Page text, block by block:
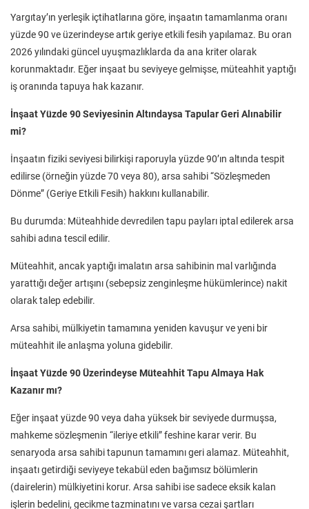
Yargıtay’ın yerleşik içtihatlarına göre, inşaatın tamamlanma oranı
yüzde 90 ve üzerindeyse artık geriye etkili fesih yapılamaz. Bu oran
2026 yılındaki güncel uyuşmazlıklarda da ana kriter olarak
korunmaktadır. Eğer inşaat bu seviyeye gelmişse, müteahhit yaptığı
iş oranında tapuya hak kazanır.
İnşaat Yüzde 90 Seviyesinin Altındaysa Tapular Geri Alınabilir
mi?
İnşaatın fiziki seviyesi bilirkişi raporuyla yüzde 90’ın altında tespit
edilirse (örneğin yüzde 70 veya 80), arsa sahibi “Sözleşmeden
Dönme” (Geriye Etkili Fesih) hakkını kullanabilir.
Bu durumda: Müteahhide devredilen tapu payları iptal edilerek arsa
sahibi adına tescil edilir.
Müteahhit, ancak yaptığı imalatın arsa sahibinin mal varlığında
yarattığı değer artışını (sebepsiz zenginleşme hükümlerince) nakit
olarak talep edebilir.
Arsa sahibi, mülkiyetin tamamına yeniden kavuşur ve yeni bir
müteahhit ile anlaşma yoluna gidebilir.
İnşaat Yüzde 90 Üzerindeyse Müteahhit Tapu Almaya Hak
Kazanır mı?
Eğer inşaat yüzde 90 veya daha yüksek bir seviyede durmuşsa,
mahkeme sözleşmenin “ileriye etkili” feshine karar verir. Bu
senaryoda arsa sahibi tapunun tamamını geri alamaz. Müteahhit,
inşaatı getirdiği seviyeye tekabül eden bağımsız bölümlerin
(dairelerin) mülkiyetini korur. Arsa sahibi ise sadece eksik kalan
işlerin bedelini, gecikme tazminatını ve varsa cezai şartları